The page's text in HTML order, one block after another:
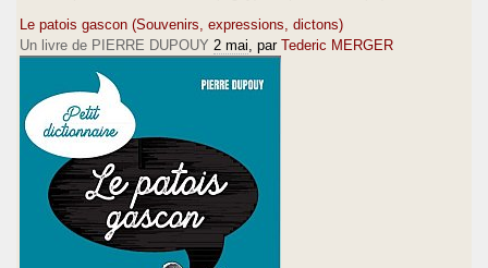
Le patois gascon (Souvenirs, expressions, dictons)
Un livre de PIERRE DUPOUY 2 mai , par Tederic MERGER